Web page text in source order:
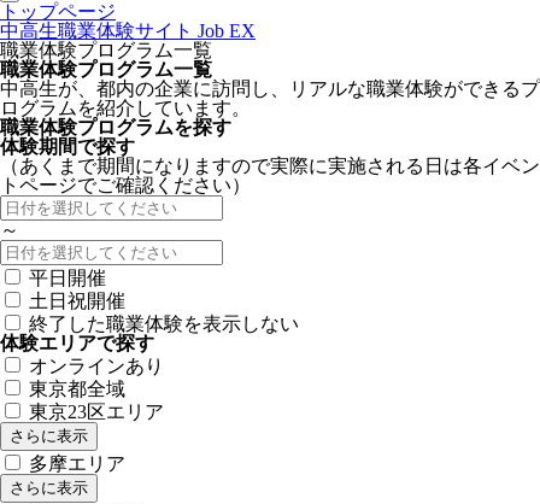
トップページ
中高生職業体験サイト Job EX
職業体験プログラム一覧
職業体験プログラム一覧
中高生が、都内の企業に訪問し、リアルな職業体験ができるプ
ログラムを紹介しています。
職業体験プログラムを探す
体験期間で探す
（あくまで期間になりますので実際に実施される日は各イベン
トページでご確認ください）
～
平日開催
土日祝開催
終了した職業体験を表示しない
体験エリアで探す
オンラインあり
東京都全域
東京23区エリア
さらに表示
多摩エリア
さらに表示